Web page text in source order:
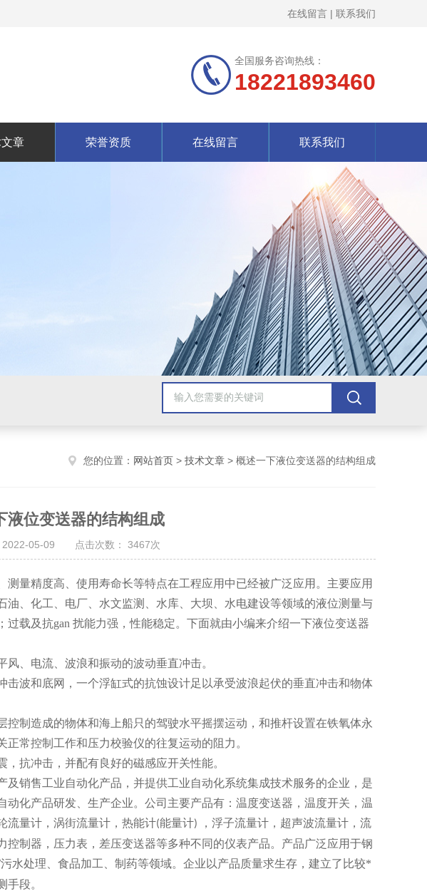
在线留言 | 联系我们
全国服务咨询热线：
18221893460
章 荣誉资质 在线留言 联系我们
您的位置： 网站首页 > 技术文章 > 概述一下液位变送器的结构组成
液位变送器的结构组成
2022-05-09 点击次数： 3467次
量精度高、使用寿命长等特点在工程应用中已经被广泛应用。主要应用
、化工、电厂、水文监测、水库、大坝、水电建设等领域的液位测量与
过载及抗gan 扰能力强，性能稳定。下面就由小编来介绍一下液位变送器
、电流、波浪和振动的波动垂直冲击。
波和底网，一个浮缸式的抗蚀设计足以承受波浪起伏的垂直冲击和物体
制造成的物体和海上船只的驾驶水平摇摆运动，和推杆设置在铁氧体永
常控制工作和压力校验仪的往复运动的阻力。
抗冲击，并配有良好的磁感应开关性能。
销售工业自动化产品，并提供工业自动化系统集成技术服务的企业，是
化产品研发、生产企业。公司主要产品有：温度变送器，温度开关，温
流量计，涡街流量计，热能计(能量计)
，浮子流量计，超声波流量计，流
制器，压力表，差压变送器等多种不同的仪表产品。产品广泛应用于钢
污水处理、食品加工、制药等领域。企业以产品质量求生存，建立了比较*
段。